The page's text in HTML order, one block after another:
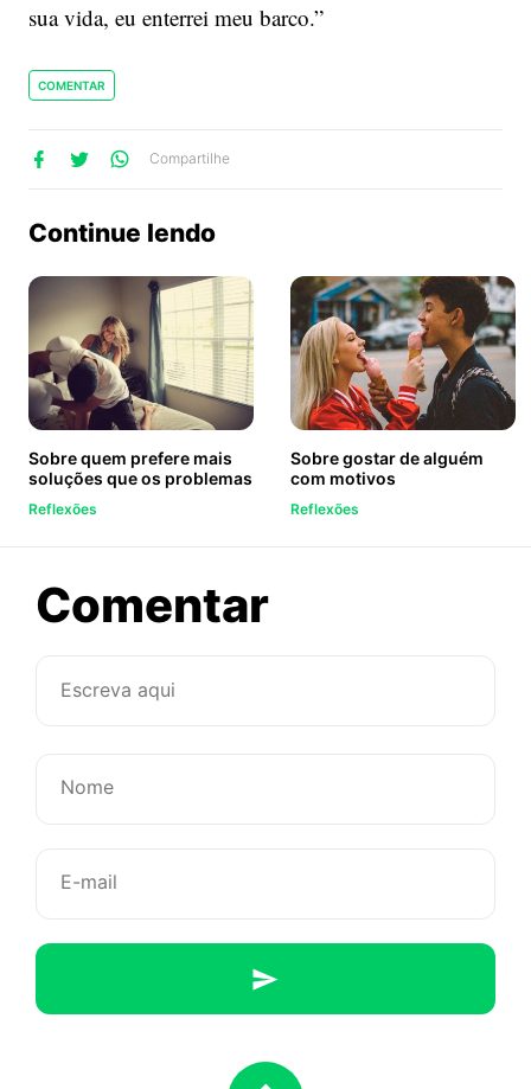
sua vida, eu enterrei meu barco.”
COMENTAR
Compartilhe
Continue lendo
Sobre quem prefere mais
soluções que os problemas
Reflexões
Sobre gostar de alguém
com motivos
Reflexões
Comentarsobre